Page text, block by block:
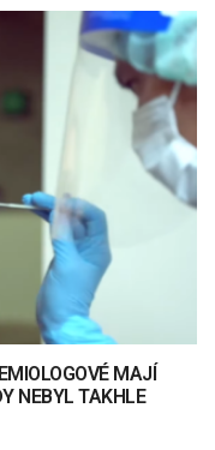
MAJÍ
NEBYL TAKHLE